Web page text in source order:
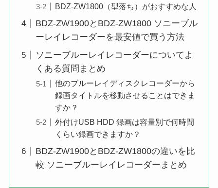
BDZ-ZW1800（型落ち）がおすすめな人
BDZ-ZW1900とBDZ-ZW1800 ソニーブル
ーレイレコーダーを最安値で買う方法
ソニーブルーレイレコーダーについてよ
くある質問まとめ
他のブルーレイディスクレコーダーから
録画タイトルを移動させることはできま
すか？
外付けUSB HDD 録画は容量別で何時間
くらい録画できますか？
BDZ-ZW1900とBDZ-ZW1800の違いを比
較 ソニーブルーレイレコーダーまとめ